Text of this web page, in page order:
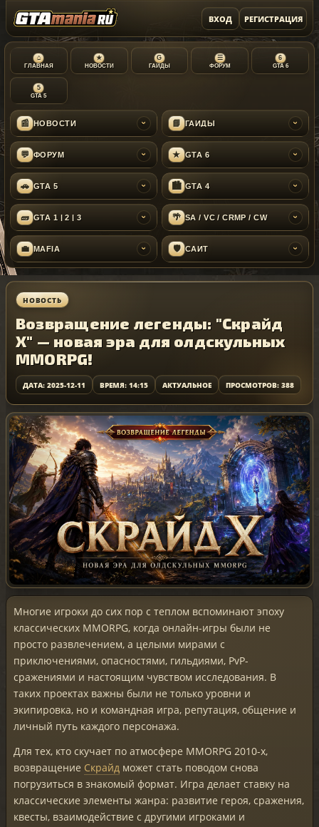
ВХОД РЕГИСТРАЦИЯ
⌂
ГЛАВНАЯ
★
НОВОСТИ
G
ГАЙДЫ
☰
ФОРУМ
6
GTA 6
5
GTA 5
📰 НОВОСТИ › 📘 ГАЙДЫ ›
💬 ФОРУМ › ★ GTA 6 ›
🚗 GTA 5 › 🏙 GTA 4 ›
🧱 GTA 1 | 2 | 3 › 🌴 SA / VC / CRMP / CW ›
💼 MAFIA › 🛡 САЙТ ›
НОВОСТЬ
Возвращение легенды: "Скрайд
X" — новая эра для олдскульных
MMORPG!
ДАТА: 2025-12-11 ВРЕМЯ: 14:15 АКТУАЛЬНОЕ ПРОСМОТРОВ: 388
Многие игроки до сих пор с теплом вспоминают эпоху
классических MMORPG, когда онлайн-игры были не
просто развлечением, а целыми мирами с
приключениями, опасностями, гильдиями, PvP-
сражениями и настоящим чувством исследования. В
таких проектах важны были не только уровни и
экипировка, но и командная игра, репутация, общение и
личный путь каждого персонажа.
Для тех, кто скучает по атмосфере MMORPG 2010-х,
возвращение Скрайд может стать поводом снова
погрузиться в знакомый формат. Игра делает ставку на
классические элементы жанра: развитие героя, сражения,
квесты, взаимодействие с другими игроками и